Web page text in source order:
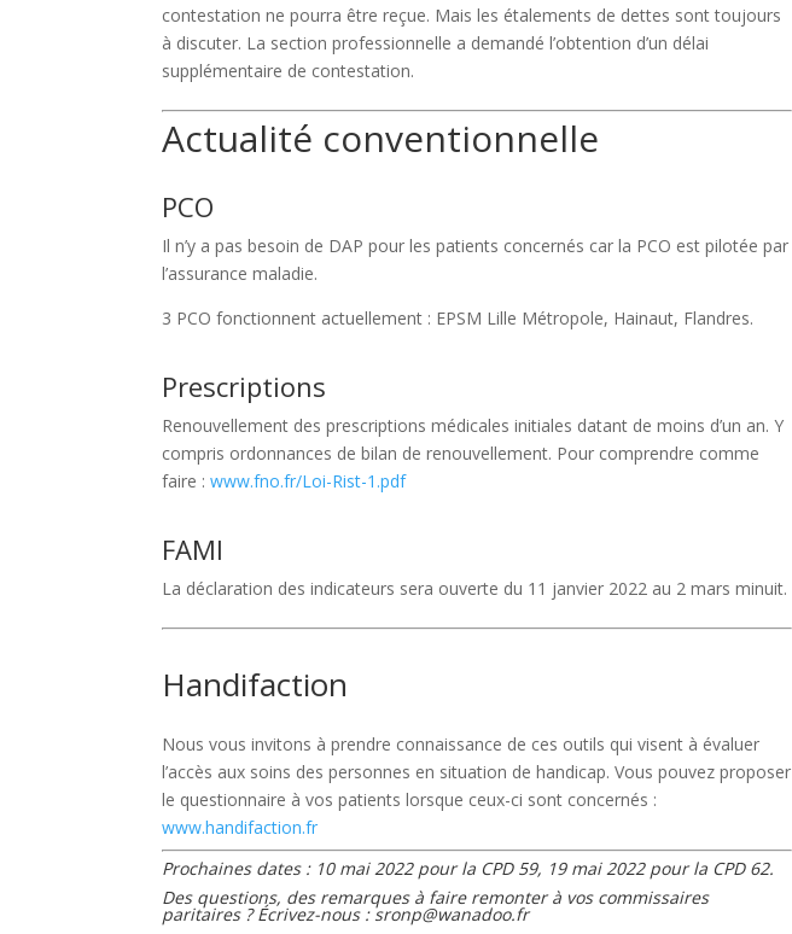
contestation ne pourra être reçue. Mais les étalements de dettes sont toujours
à discuter. La section professionnelle a demandé l’obtention d’un délai
supplémentaire de contestation.
Actualité conventionnelle
PCO
Il n’y a pas besoin de DAP pour les patients concernés car la PCO est pilotée par
l’assurance maladie.
3 PCO fonctionnent actuellement : EPSM Lille Métropole, Hainaut, Flandres.
Prescriptions
Renouvellement des prescriptions médicales initiales datant de moins d’un an.Y
compris ordonnances de bilan de renouvellement. Pour comprendre comme
faire :www.fno.fr/Loi-Rist-1.pdf
FAMI
La déclaration des indicateurs sera ouverte du 11 janvier 2022 au 2 mars minuit.
Handifaction
Nous vous invitons à prendre connaissance de ces outils qui visent à évaluer
l’accès aux soins des personnes en situation de handicap. Vous pouvez proposer
le questionnaire à vos patients lorsque ceux-ci sont concernés :
www.handifaction.fr
Prochaines dates : 10 mai 2022 pour la CPD 59, 19 mai 2022 pour la CPD 62.
Des questions, des remarques à faire remonter à vos commissaires
paritaires ? Écrivez-nous : sronp@wanadoo.fr